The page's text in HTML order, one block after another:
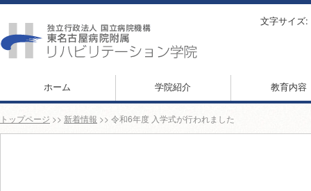
文字サイズ:
ホーム 学院紹介 教育内容
トップページ >> 新着情報 >> 令和6年度 入学式が行われました